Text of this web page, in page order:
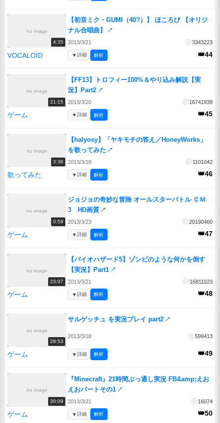
no image
4:35
【初音ミク・GUMI（40?）】 ほころび 【オリジ
ナル合唱曲】
↗
2013/3/21 3343223
VOCALOID 👑44
▼詳細 解析
no image
21:15
【FF13】トロフィー100%＆やり込み解説【実
況】Part2 ↗
2013/3/20 16741938
ゲーム 👑45
▼詳細 解析
no image
3:38
【halyosy】「ヤキモチの答え／HoneyWorks」
を歌ってみた ↗
2013/3/18 1101042
歌ってみた 👑46
▼詳細 解析
no image
0:59
ジョジョの奇妙な冒険 オールスターバトル ＣＭ
3 HD画質 ↗
2013/3/23 20190460
ゲーム 👑47
▼詳細 解析
no image
23:07
【バイオハザード5】ゾンビのような何かを倒す
【実況】Part1 ↗
2013/3/21 16811023
ゲーム 👑48
▼詳細 解析
no image
28:53
サルゲッチュ を実況プレイ part2 ↗
2013/3/18 599413
ゲーム 👑49
▼詳細 解析
no image
30:09
『Minecraft』21時間ぶっ通し実況 FB&amp;えお
えおパートその1 ↗
2013/3/21 16074
ゲーム 👑50
▼詳細 解析